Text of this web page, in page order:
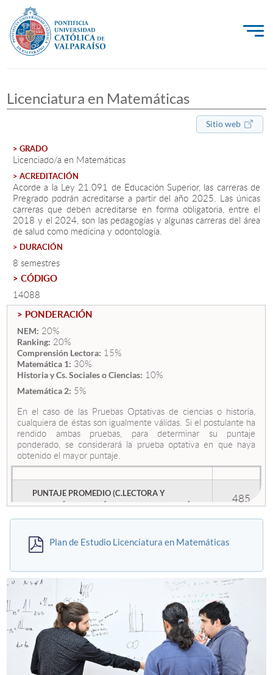
Investigación, Creación e Innovación
Vinculación con el Medio
Admisión
Pregrado
Postgrado
Formación Continua
Estudiantes
Académicos
Funcionarios
Alumni
English
Licenciatura en Matemáticas
Sitio web
> GRADO
Licenciado/a en Matemáticas
> ACREDITACIÓN
Acorde a la Ley 21.091 de Educación Superior, las carreras de
Pregrado podrán acreditarse a partir del año 2025. Las únicas
carreras que deben acreditarse en forma obligatoria, entre el
2018 y el 2024, son las pedagogías y algunas carreras del área
de salud como medicina y odontología.
> DURACIÓN
8 semestres
> CÓDIGO
14088
> PONDERACIÓN
NEM: 20%
Ranking: 20%
Comprensión Lectora: 15%
Matemática 1: 30%
Historia y Cs. Sociales o Ciencias: 10%
Matemática 2: 5%
En el caso de las Pruebas Optativas de ciencias o historia,
cualquiera de éstas son igualmente válidas. Si el postulante ha
rendido ambas pruebas, para determinar su puntaje
ponderado, se considerará la prueba optativa en que haya
obtenido el mayor puntaje.
PUNTAJE PROMEDIO (C.LECTORA Y
MATEMÁRICA 1) MÍNIMO DE POSTULACIÓN
485
Plan de Estudio Licenciatura en Matemáticas